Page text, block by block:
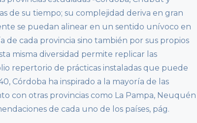
de su tiempo; su complejidad deriva en gran
se puedan alinear en un sentido unívoco en
cada provincia sino también por sus propios
misma diversidad permite replicar las
repertorio de prácticas instaladas que puede
Córdoba ha inspirado a la mayoría de las
con otras provincias como La Pampa, Neuquén
de cada uno de los países, pág.